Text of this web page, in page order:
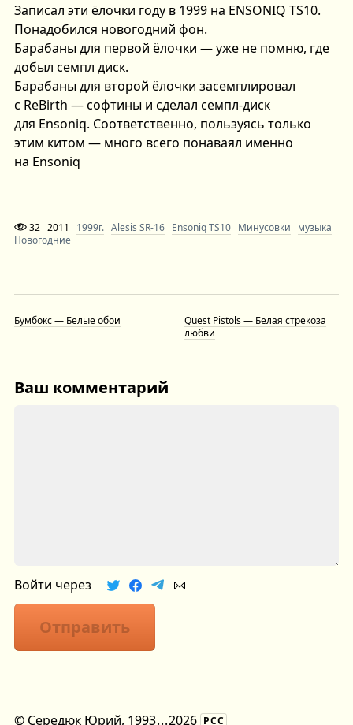
Записал эти ёлочки году в 1999 на ENSONIQ TS10.
Понадобился новогодний фон.
Барабаны для первой ёлочки — уже не помню, где
добыл семпл диск.
Барабаны для второй ёлочки засемплировал
с ReBirth — софтины и сделал семпл-диск
для Ensoniq. Соответственно, пользуясь только
этим китом — много всего понаваял именно
на Ensoniq
32 2011 1999г. Alesis SR-16 Ensoniq TS10 Минусовки
музыка
Новогодние
Бумбокс — Белые обои
Quest Pistols — Белая стрекоза
любви
Ваш комментарий
Войти через
Отправить
© Середюк Юрий, 1993...2026 РСС